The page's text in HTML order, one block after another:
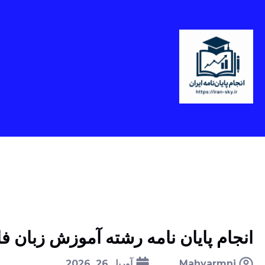
انجام پایان نامه رشته آموزش